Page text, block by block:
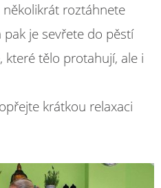
roztáhnete
je sevřete do pěstí
které tělo protahují, ale i
krátkou relaxaci